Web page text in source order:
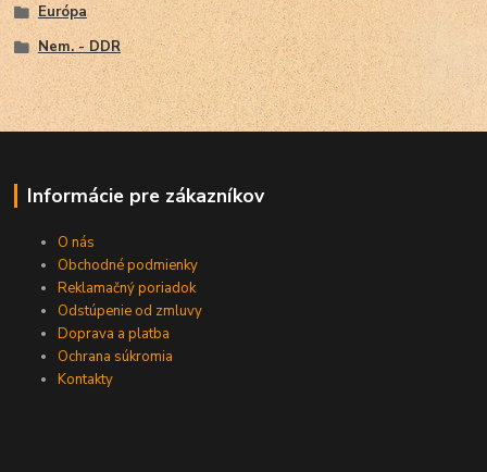
Európa
Nem. - DDR
Informácie pre zákazníkov
O nás
Obchodné podmienky
Reklamačný poriadok
Odstúpenie od zmluvy
Doprava a platba
Ochrana súkromia
Kontakty